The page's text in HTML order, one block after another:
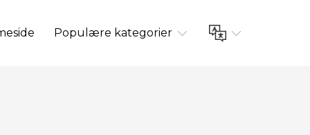
Populære kategorier